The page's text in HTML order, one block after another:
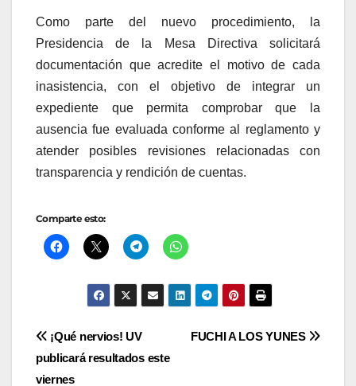
Como parte del nuevo procedimiento, la
Presidencia de la Mesa Directiva solicitará
documentación que acredite el motivo de cada
inasistencia, con el objetivo de integrar un
expediente que permita comprobar que la
ausencia fue evaluada conforme al reglamento y
atender posibles revisiones relacionadas con
transparencia y rendición de cuentas.
Comparte esto:
Navegación
de
FUCHI A LOS YUNES
¡Qué nervios! UV
publicará resultados este
viernes